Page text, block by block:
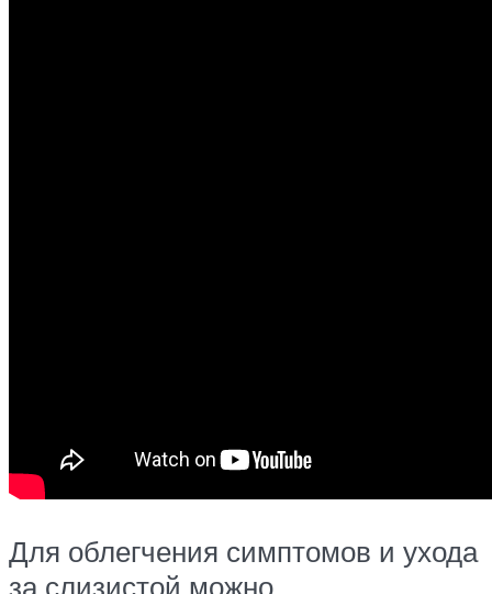
Для облегчения симптомов и ухода
за слизистой можно